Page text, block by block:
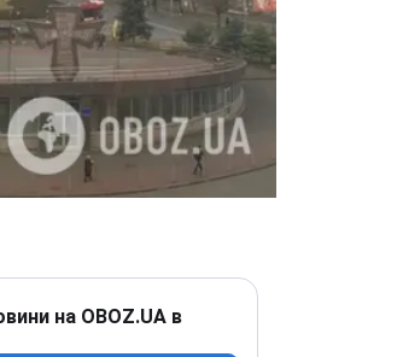
на OBOZ.UA в